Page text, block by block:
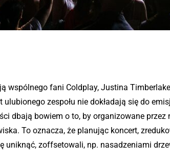
wspólnego fani Coldplay, Justina
ulubionego zespołu nie dokładają się do
dbają bowiem o to, by organizowane przez
To oznacza, że planując koncert,
uniknąć, zoffsetowali, np. nasadzeniami